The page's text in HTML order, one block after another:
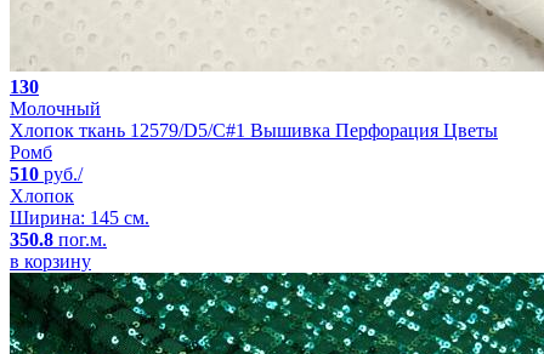
130
Молочный
Хлопок ткань 12579/D5/C#1 Вышивка Перфорация Цветы
Ромб
510 руб./
Хлопок
Ширина: 145 см.
350.8 пог.м.
в корзину